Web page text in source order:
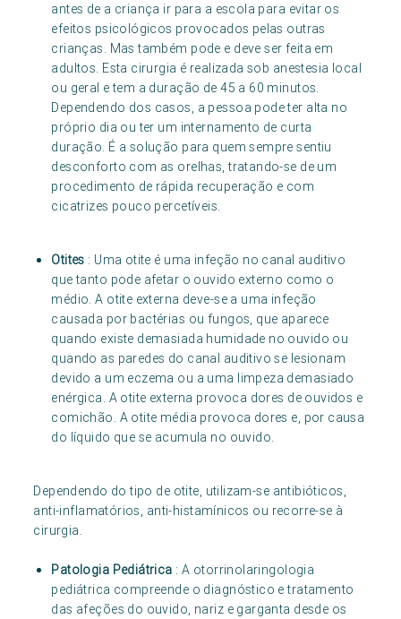
antes de a criança ir para a escola para evitar os
efeitos psicológicos provocados pelas outras
crianças. Mas também pode e deve ser feita em
adultos. Esta cirurgia é realizada sob anestesia local
ou geral e tem a duração de 45 a 60 minutos.
Dependendo dos casos, a pessoa pode ter alta no
próprio dia ou ter um internamento de curta
duração. É a solução para quem sempre sentiu
desconforto com as orelhas, tratando-se de um
procedimento de rápida recuperação e com
cicatrizes pouco percetíveis.
Otites : Uma otite é uma infeção no canal auditivo
que tanto pode afetar o ouvido externo como o
médio. A otite externa deve-se a uma infeção
causada por bactérias ou fungos, que aparece
quando existe demasiada humidade no ouvido ou
quando as paredes do canal auditivo se lesionam
devido a um eczema ou a uma limpeza demasiado
enérgica. A otite externa provoca dores de ouvidos e
comichão. A otite média provoca dores e, por causa
do líquido que se acumula no ouvido.
Dependendo do tipo de otite, utilizam-se antibióticos,
anti-inflamatórios, anti-histamínicos ou recorre-se à
cirurgia.
Patologia Pediátrica : A otorrinolaringologia
pediátrica compreende o diagnóstico e tratamento
das afeções do ouvido, nariz e garganta desde os